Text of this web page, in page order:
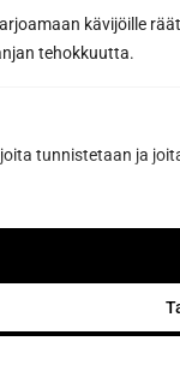
kävijöille
tehokkuutta.
tunnistetaan ja
Få de
våra
E-postadress